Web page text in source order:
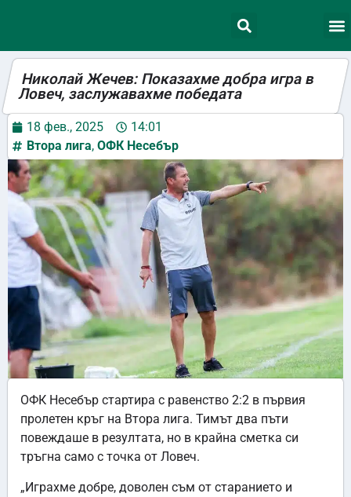
Николай Жечев: Показахме добра игра в
Ловеч, заслужавахме победата
18 фев., 2025
14:01
Втора лига, ОФК Несебър
ОФК Несебър стартира с равенство 2:2 в първия
пролетен кръг на Втора лига. Тимът два пъти
повеждаше в резултата, но в крайна сметка си
тръгна само с точка от Ловеч.
„Играхме добре, доволен съм от старанието и